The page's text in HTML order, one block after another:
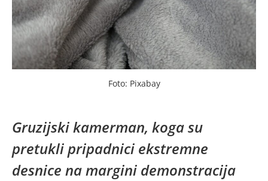
Foto: Pixabay
Gruzijski kamerman, koga su
pretukli pripadnici ekstremne
desnice na margini demonstracija